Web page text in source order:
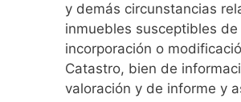
y demás circunstancias
inmuebles susceptibles de
incorporación o
Catastro, bien de
valoración y de informe y